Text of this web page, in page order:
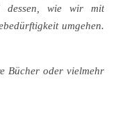
dessen, wie wir mit
umgehen.
Bücher oder vielmehr